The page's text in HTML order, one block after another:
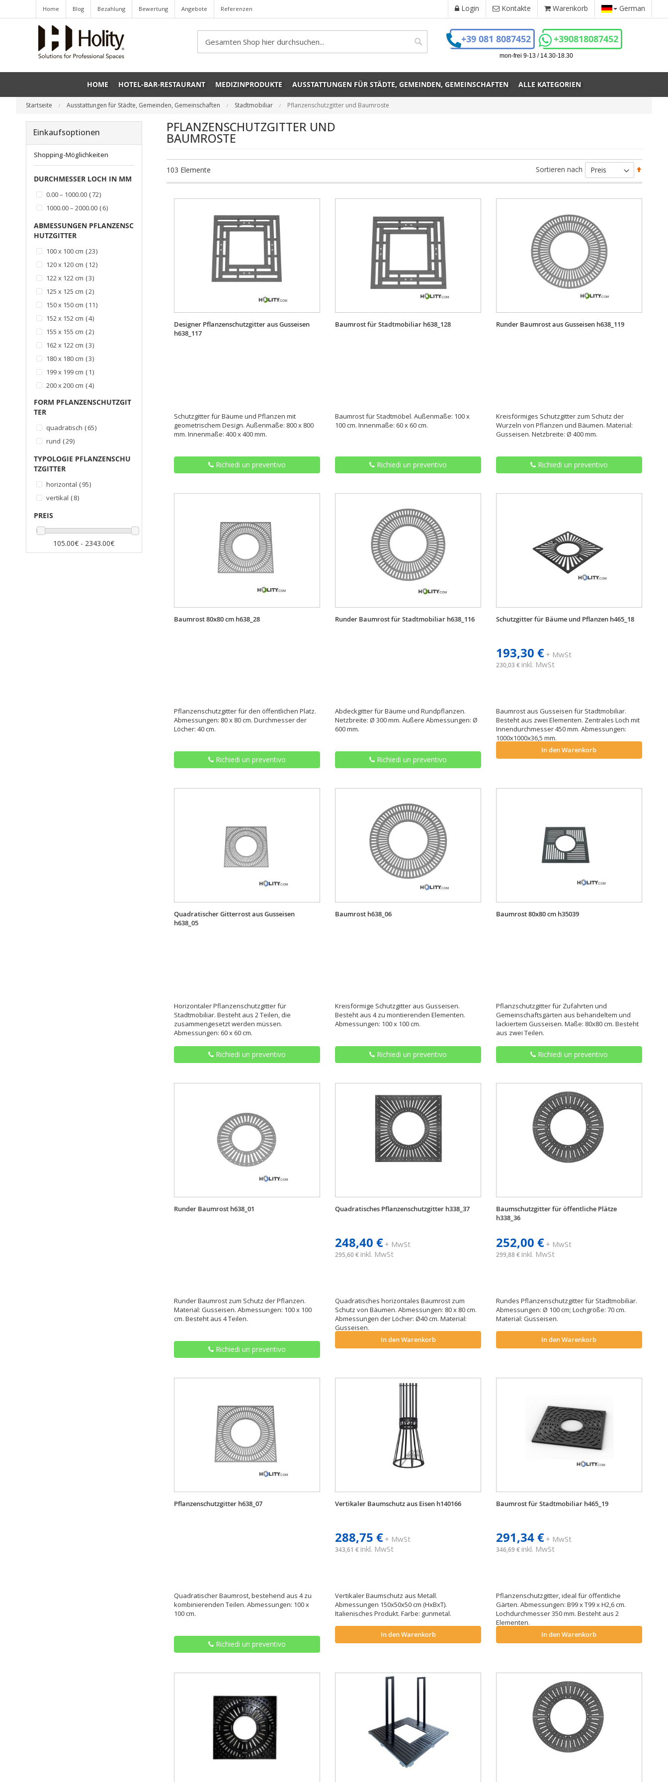
Home Blog Bezahlung Bewertung Angebote Referenzen Login Kontakte Warenkorb German
Search
Search
+39 081 8087452 +390818087452
mon-frei 9-13 / 14.30-18.30
HOME HOTEL-BAR-RESTAURANT MEDIZINPRODUKTE AUSSTATTUNGEN FÜR STÄDTE, GEMEINDEN, GEMEINSCHAFTEN ALLE KATEGORIEN
Startseite Ausstattungen für Städte, Gemeinden, Gemeinschaften Stadtmobiliar Pflanzenschutzgitter und Baumroste
PFLANZENSCHUTZGITTER UND
BAUMROSTE
103 Elemente Sortieren nach
Designer Pflanzenschutzgitter aus Gusseisen
h638_117
Schutzgitter für Bäume und Pflanzen mit
geometrischem Design. Außenmaße: 800 x 800
mm. Innenmaße: 400 x 400 mm.
Richiedi un preventivo
Baumrost für Stadtmobiliar h638_128
Baumrost für Stadtmöbel. Außenmaße: 100 x
100 cm. Innenmaße: 60 x 60 cm.
Richiedi un preventivo
Runder Baumrost aus Gusseisen h638_119
Kreisförmiges Schutzgitter zum Schutz der
Wurzeln von Pflanzen und Bäumen. Material:
Gusseisen. Netzbreite: Ø 400 mm.
Richiedi un preventivo
Baumrost 80x80 cm h638_28
Pflanzenschutzgitter für den öffentlichen Platz.
Abmessungen: 80 x 80 cm. Durchmesser der
Löcher: 40 cm.
Richiedi un preventivo
Runder Baumrost für Stadtmobiliar h638_116
Abdeckgitter für Bäume und Rundpflanzen.
Netzbreite: Ø 300 mm. Äußere Abmessungen: Ø
600 mm.
Richiedi un preventivo
Schutzgitter für Bäume und Pflanzen h465_18
193,30 €+ MwSt
230,03 € inkl. MwSt
Baumrost aus Gusseisen für Stadtmobiliar.
Besteht aus zwei Elementen. Zentrales Loch mit
Innendurchmesser 450 mm. Abmessungen:
1000x1000x36,5 mm.
In den Warenkorb
Quadratischer Gitterrost aus Gusseisen
h638_05
Horizontaler Pflanzenschutzgitter für
Stadtmobiliar. Besteht aus 2 Teilen, die
zusammengesetzt werden müssen.
Abmessungen: 60 x 60 cm.
Richiedi un preventivo
Baumrost h638_06
Kreisförmige Schutzgitter aus Gusseisen.
Besteht aus 4 zu montierenden Elementen.
Abmessungen: 100 x 100 cm.
Richiedi un preventivo
Baumrost 80x80 cm h35039
Pflanzschutzgitter für Zufahrten und
Gemeinschaftsgärten aus behandeltem und
lackiertem Gusseisen. Maße: 80x80 cm. Besteht
aus zwei Teilen.
Richiedi un preventivo
Runder Baumrost h638_01
Runder Baumrost zum Schutz der Pflanzen.
Material: Gusseisen. Abmessungen: 100 x 100
cm. Besteht aus 4 Teilen.
Richiedi un preventivo
Quadratisches Pflanzenschutzgitter h338_37
248,40 €+ MwSt
295,60 € inkl. MwSt
Quadratisches horizontales Baumrost zum
Schutz von Bäumen. Abmessungen: 80 x 80 cm.
Abmessungen der Löcher: Ø40 cm. Material:
Gusseisen.
In den Warenkorb
Baumschutzgitter für öffentliche Plätze
h338_36
252,00 €+ MwSt
299,88 € inkl. MwSt
Rundes Pflanzenschutzgitter für Stadtmobiliar.
Abmessungen: Ø 100 cm; Lochgröße: 70 cm.
Material: Gusseisen.
In den Warenkorb
Pflanzenschutzgitter h638_07
Quadratischer Baumrost, bestehend aus 4 zu
kombinierenden Teilen. Abmessungen: 100 x
100 cm.
Richiedi un preventivo
Vertikaler Baumschutz aus Eisen h140166
288,75 €+ MwSt
343,61 € inkl. MwSt
Vertikaler Baumschutz aus Metall.
Abmessungen 150x50x50 cm (HxBxT).
Italienisches Produkt. Farbe: gunmetal.
In den Warenkorb
Baumrost für Stadtmobiliar h465_19
291,34 €+ MwSt
346,69 € inkl. MwSt
Pflanzenschutzgitter, ideal für öffentliche
Gärten. Abmessungen: B99 x T99 x H2,6 cm.
Lochdurchmesser 350 mm. Besteht aus 2
Elementen.
In den Warenkorb
Einkaufsoptionen
Shopping-Möglichkeiten
DURCHMESSER LOCH IN MM
0.00 – 1000.00 72Artikel
1000.00 – 2000.00
6Artikel
ABMESSUNGEN PFLANZENSC
HUTZGITTER
100 x 100 cm 23Artikel
120 x 120 cm
12Artikel
122 x 122 cm
3Artikel
125 x 125 cm
2Artikel
150 x 150 cm
11Artikel
152 x 152 cm
4Artikel
155 x 155 cm
2Artikel
162 x 122 cm
3Artikel
180 x 180 cm
3Artikel
199 x 199 cm
1Artikel
200 x 200 cm
4Artikel
202 x 122 cm
3Artikel
80 x 80 cm 6 Artikel
90 x 90 cm
FORM PFLANZENSCHUTZGIT
TER
quadratisch 65Artikel
rund
29Artikel
TYPOLOGIE PFLANZENSCHU
TZGITTER
horizontal 95Artikel
vertikal
8Artikel
PREIS
105.00€ - 2343.00€